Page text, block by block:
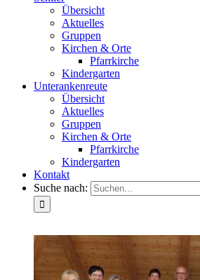
Übersicht
Aktuelles
Gruppen
Kirchen & Orte
Pfarrkirche
Kindergarten
Unterankenreute
Übersicht
Aktuelles
Gruppen
Kirchen & Orte
Pfarrkirche
Kindergarten
Kontakt
Suche nach: